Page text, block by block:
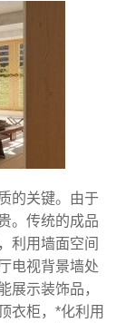
的关键。由于
。传统的成品
利用墙面空间
电视背景墙处
展示装饰品，
衣柜，*化利用